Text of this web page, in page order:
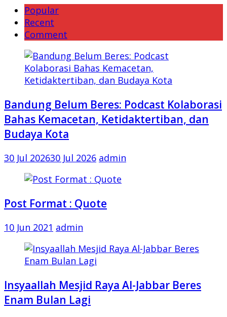
Popular
Recent
Comment
Bandung Belum Beres: Podcast Kolaborasi
Bahas Kemacetan, Ketidaktertiban, dan
Budaya Kota
30 Jul 202630 Jul 2026 admin
Post Format : Quote
10 Jun 2021 admin
Insyaallah Mesjid Raya Al-Jabbar Beres
Enam Bulan Lagi